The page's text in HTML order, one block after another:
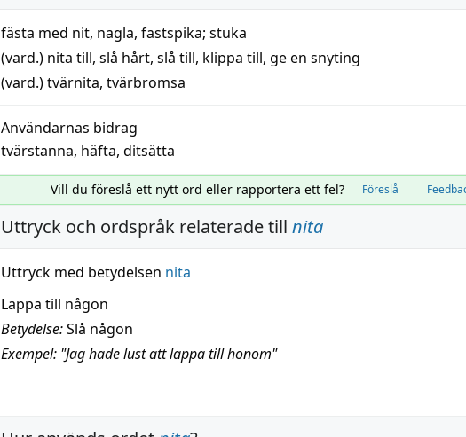
fästa med nit, nagla, fastspika; stuka
(vard.) nita till, slå hårt, slå till, klippa till, ge en snyting
(vard.)tvärnita, tvärbromsa
Användarnas bidrag
tvärstanna, häfta, ditsätta
Vill du föreslå ett nytt ord eller rapportera ett fel? Föreslå
Uttryck och ordspråk relaterade till nita
Uttryck med betydelsen nita
Lappa till någon
Betydelse:Slå någon
Exempel: "Jag hade lust att lappa till honom"